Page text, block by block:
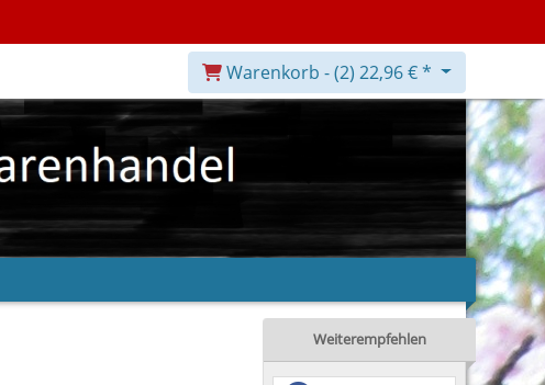
Warenkorb -(2) 22,96 € *
Weiterempfehlen